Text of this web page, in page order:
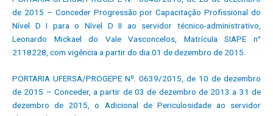
de 2015 – Conceder Progressão por Capacitação Profissional do
Nível D I para o Nível D II ao servidor técnico-administrativo,
Leonardo Mickael do Vale Vasconcelos, Matrícula SIAPE n°
2118228, com vigência a partir do dia 01 de dezembro de 2015.
PORTARIA UFERSA/PROGEPE Nº. 0639/2015, de 10 de dezembro
de 2015 – Conceder, a partir de 03 de dezembro de 2013 a 31 de
dezembro de 2015, o Adicional de Periculosidade ao servidor